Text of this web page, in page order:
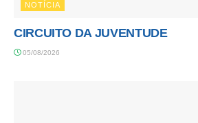
NOTÍCIA
CIRCUITO DA JUVENTUDE
05/08/2026